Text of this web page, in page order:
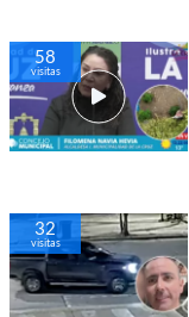
58
visitas
32
visitas